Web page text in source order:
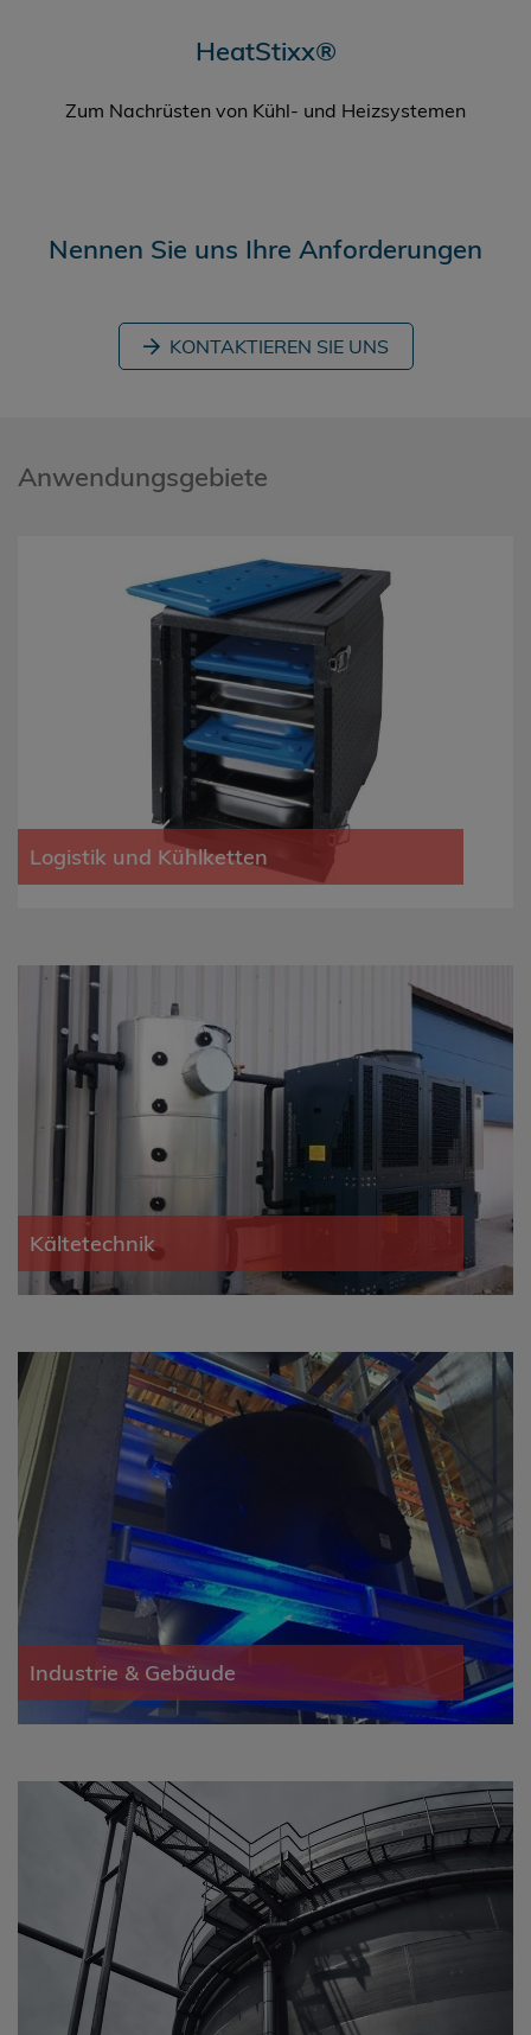
HeatStixx®
Zum Nachrüsten von Kühl- und Heizsystemen
Nennen Sie uns Ihre Anforderungen
KONTAKTIEREN SIE UNS
Anwendungsgebiete
Logistik und Kühlketten
Kältetechnik
Industrie & Gebäude